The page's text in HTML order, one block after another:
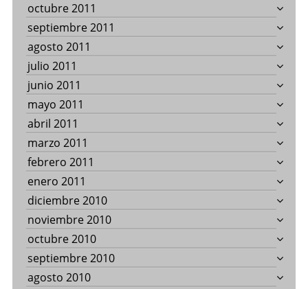
octubre 2011
septiembre 2011
agosto 2011
julio 2011
junio 2011
mayo 2011
abril 2011
marzo 2011
febrero 2011
enero 2011
diciembre 2010
noviembre 2010
octubre 2010
septiembre 2010
agosto 2010